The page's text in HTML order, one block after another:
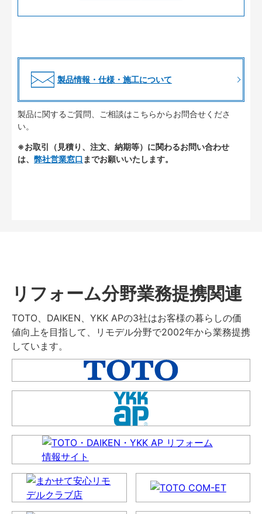
製品情報・仕様・施工について
製品に関するご質問、ご相談はこちらからお問合せくださ
い。
※お取引（見積り、注文、納期等）に関わるお問い合わせ
は、 弊社営業窓口 までお願いいたします。
リフォーム分野業務提携関連
TOTO、DAIKEN、YKK APの3社はお客様の暮らしの価
値向上を目指して、リモデル分野で2002年から業務提携
しています。